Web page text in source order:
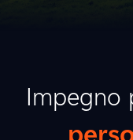
Impegno